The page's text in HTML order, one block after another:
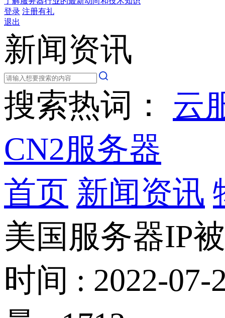
登录 注册有礼
退出
新闻资讯
搜索热词： 云
CN2服务器
首页 新闻资讯
美国服务器IP
时间 : 2022-07-